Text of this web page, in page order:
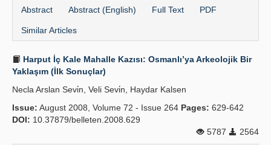
Abstract Abstract (English) Full Text PDF
Similar Articles
Harput İç Kale Mahalle Kazısı: Osmanlı’ya Arkeolojik Bir
Yaklaşım (İlk Sonuçlar)
Necla Arslan Sevi̇n, Veli Sevi̇n, Haydar Kalsen
Issue: August 2008, Volume 72 - Issue 264 Pages: 629-642
DOI: 10.37879/belleten.2008.629
5787
2564